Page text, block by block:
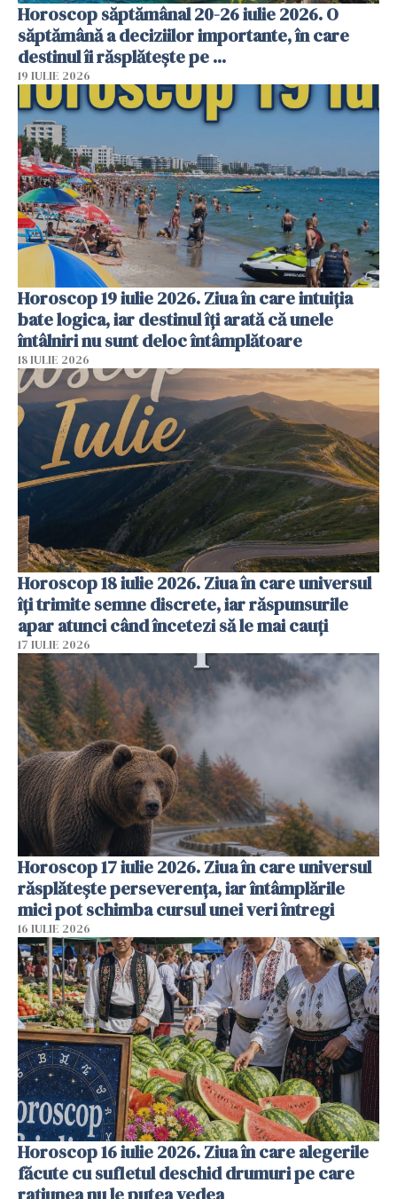
Horoscop săptămânal 20-26 iulie 2026. O
săptămână a deciziilor importante, în care
destinul îi răsplătește pe ...
19 IULIE 2026
Horoscop 19 iulie 2026. Ziua în care intuiția
bate logica, iar destinul îți arată că unele
întâlniri nu sunt deloc întâmplătoare
18 IULIE 2026
Horoscop 18 iulie 2026. Ziua în care universul
îți trimite semne discrete, iar răspunsurile
apar atunci când încetezi să le mai cauți
17 IULIE 2026
Horoscop 17 iulie 2026. Ziua în care universul
răsplătește perseverența, iar întâmplările
mici pot schimba cursul unei veri întregi
16 IULIE 2026
Horoscop 16 iulie 2026. Ziua în care alegerile
făcute cu sufletul deschid drumuri pe care